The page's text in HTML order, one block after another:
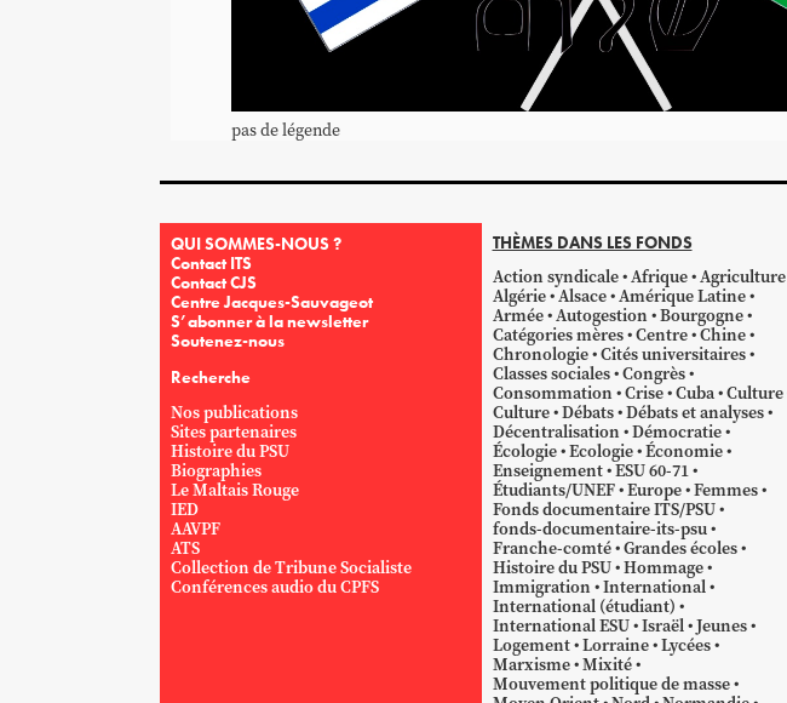
pas de légende
QUI SOMMES-NOUS ?
Contact ITS
Contact CJS
Centre Jacques-Sauvageot
S’abonner à la newsletter
Soutenez-nous
Recherche
Nos publications
Sites partenaires
Histoire du PSU
Biographies
Le Maltais Rouge
IED
AAVPF
ATS
Collection de Tribune Socialiste
Conférences audio du CPFS
THÈMES DANS LES FONDS
Action syndicale Afrique Agriculture
Algérie Alsace Amérique Latine
Armée Autogestion Bourgogne
Catégories mères Centre Chine
Chronologie Cités universitaires
Classes sociales Congrès
Consommation Crise Cuba Culture
Culture Débats Débats et analyses
Décentralisation Démocratie
Écologie Ecologie Économie
Enseignement ESU 60-71
Étudiants/UNEF Europe Femmes
Fonds documentaire ITS/PSU
fonds-documentaire-its-psu
Franche-comté Grandes écoles
Histoire du PSU Hommage
Immigration International
International (étudiant)
International ESU Israël Jeunes
Logement Lorraine Lycées
Marxisme Mixité
Mouvement politique de masse